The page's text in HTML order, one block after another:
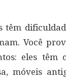
têm
Você
eles têm
móveis